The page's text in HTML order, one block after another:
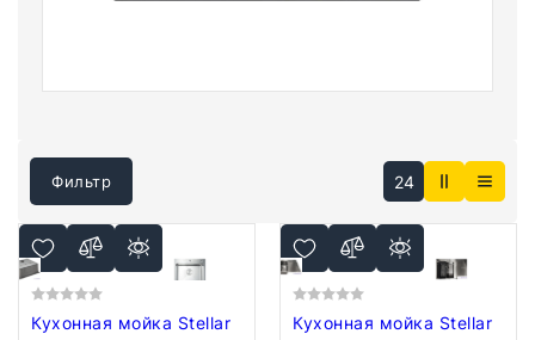
Фильтр 24
Кухонная мойка Stellar
Кухонная мойка Stellar